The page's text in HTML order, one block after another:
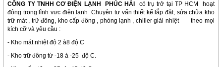
CÔNG TY TNHH CƠ ĐIỆN LẠNH PHÚC HẢI
có trụ trở tại TP HCM hoạt
động trong lĩnh vực điện lạnh Chuyên tư vấn thiết kế lắp đặt, sửa chữa kho
trữ mát , trữ đông, kho cấp đông , phòng lạnh , chiller giải nhiệt theo mọi
kích cỡ và yêu cầu :
- Kho mát nhiệt độ 2 à8 độ C
- Kho trữ đông từ -18 à -25 độ C.